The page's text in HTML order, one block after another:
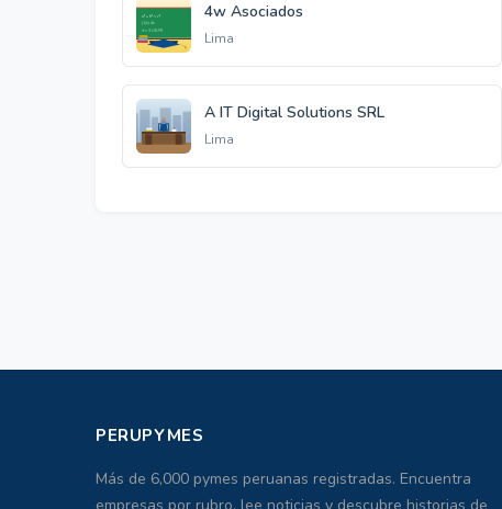
4w Asociados
Lima
A IT Digital Solutions SRL
Lima
PERUPYMES
Más de 6,000 pymes peruanas registradas. Encuentra